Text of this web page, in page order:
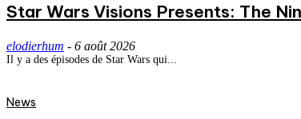
Star Wars Visions Presents: The
elodierhum - 6 août 2026
Il y a des épisodes de Star Wars qui...
News